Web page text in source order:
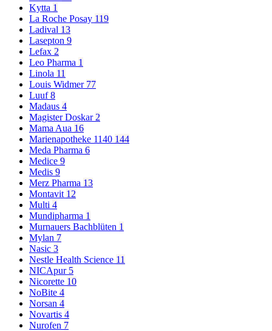
Kytta 1
La Roche Posay 119
Ladival 13
Lasepton 9
Lefax 2
Leo Pharma 1
Linola 11
Louis Widmer 77
Luuf8
Madaus 4
Magister Doskar2
Mama Aua 16
Marienapotheke 1140 144
Meda Pharma 6
Medice 9
Medis 9
Merz Pharma 13
Montavit 12
Multi 4
Mundipharma 1
Murnauers Bachblüten 1
Mylan 7
Nasic 3
Nestle Health Science 11
NICApur 5
Nicorette 10
NoBite 4
Norsan 4
Novartis 4
Nurofen 7